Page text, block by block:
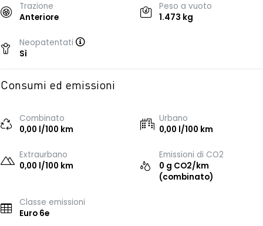
Trazione
Anteriore
Peso a vuoto
1.473 kg
Neopatentati
Sì
Consumi ed emissioni
Combinato
0,00 l/100 km
Urbano
0,00 l/100 km
Extraurbano
0,00 l/100 km
Emissioni di CO2
0 g CO2/km
(combinato)
Classe emissioni
Euro 6e